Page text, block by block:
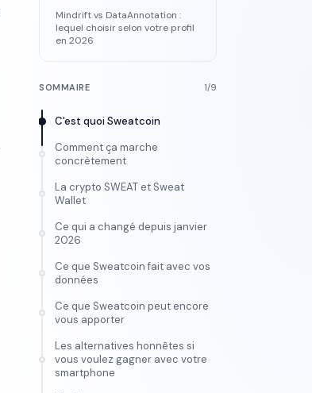
Mindrift vs DataAnnotation :
lequel choisir selon votre profil
en 2026
SOMMAIRE 1/9
C'est quoi Sweatcoin
Comment ça marche
concrètement
La crypto SWEAT et Sweat
Wallet
Ce qui a changé depuis janvier
2026
Ce que Sweatcoin fait avec vos
données
Ce que Sweatcoin peut encore
vous apporter
Les alternatives honnêtes si
vous voulez gagner avec votre
smartphone